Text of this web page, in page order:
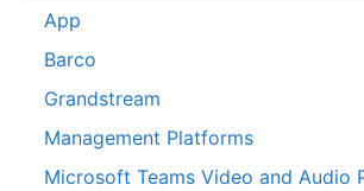
App
Barco
Grandstream
Management Platforms
Microsoft Teams Video and Audio